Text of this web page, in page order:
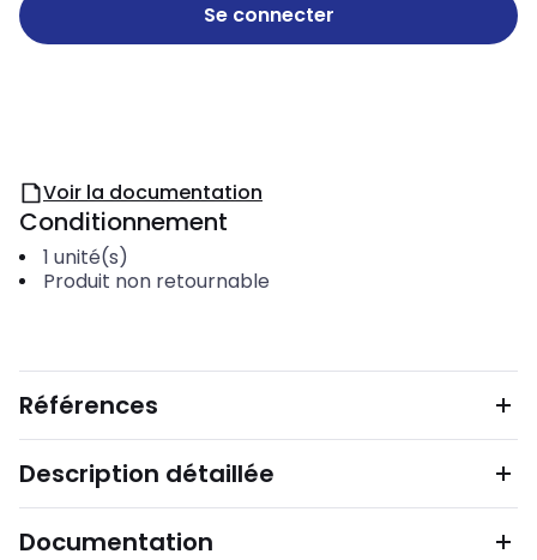
Se connecter
Voir la documentation
Conditionnement
1 unité(s)
Produit non retournable
Références
Description détaillée
Documentation